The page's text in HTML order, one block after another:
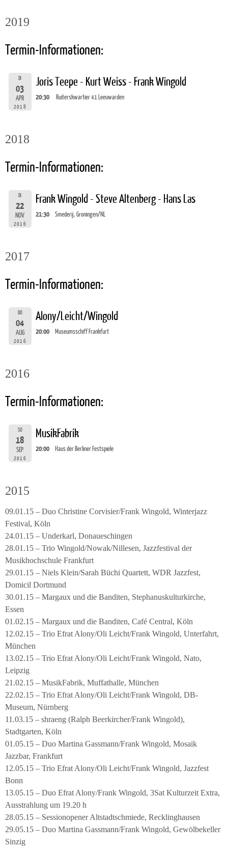
2019
Termin-Informationen:
DI
03
APR
2018
Joris Teepe - Kurt Weiss - Frank Wingold
20:30 Ruiterskwartier 41 Leeuwarden
2018
Termin-Informationen:
DI
22
NOV
2016
Frank Wingold - Steve Altenberg - Hans Las
21:30 Smederij, Groningen/NL
2017
Termin-Informationen:
DO
04
AUG
2016
Alony/Leicht/Wingold
20:00 Museumsschiff Frankfurt
2016
Termin-Informationen:
SO
18
SEP
2016
MusikFabrik
20:00 Haus der Berliner Festspiele
2015
09.01.15 – Duo Christine Corvisier/Frank Wingold, Winterjazz
Festival, Köln
24.01.15 – Underkarl, Donaueschingen
28.01.15 – Trio Wingold/Nowak/Nillesen, Jazzfestival der
Musikhochschule Frankfurt
29.01.15 – Niels Klein/Sarah Büchi Quartett, WDR Jazzfest,
Domicil Dortmund
30.01.15 – Margaux und die Banditen, Stephanuskulturkirche,
Essen
01.02.15 – Margaux und die Banditen, Café Central, Köln
12.02.15 – Trio Efrat Alony/Oli Leicht/Frank Wingold, Unterfahrt,
München
13.02.15 – Trio Efrat Alony/Oli Leicht/Frank Wingold, Nato,
Leipzig
21.02.15 – MusikFabrik, Muffathalle, München
22.02.15 – Trio Efrat Alony/Oli Leicht/Frank Wingold, DB-
Museum, Nürnberg
11.03.15 – shraeng (Ralph Beerkircher/Frank Wingold),
Stadtgarten, Köln
01.05.15 – Duo Martina Gassmann/Frank Wingold, Mosaik
Jazzbar, Frankfurt
12.05.15 – Trio Efrat Alony/Oli Leicht/Frank Wingold, Jazzfest
Bonn
13.05.15 – Duo Efrat Alony/Frank Wingold, 3Sat Kulturzeit Extra,
Ausstrahlung um 19.20 h
28.05.15 – Sessionopener Altstadtschmiede, Recklinghausen
29.05.15 – Duo Martina Gassmann/Frank Wingold, Gewölbekeller
Sinzig